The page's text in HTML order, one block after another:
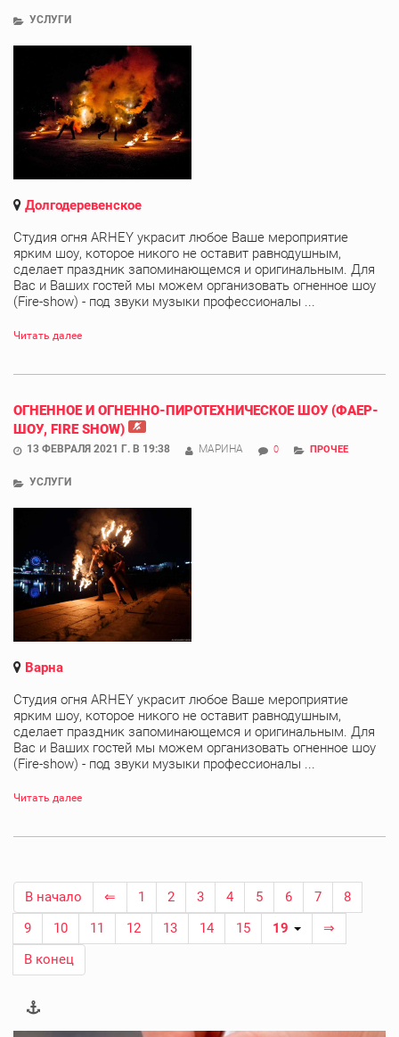
УСЛУГИ
Долгодеревенское
Студия огня ARHEY украсит любое Ваше мероприятие
ярким шоу, которое никого не оставит равнодушным,
сделает праздник запоминающемся и оригинальным. Для
Вас и Ваших гостей мы можем организовать огненное шоу
(Fire-show) - под звуки музыки профессионалы ...
Читать далее
ОГНЕННОЕ И ОГНЕННО-ПИРОТЕХНИЧЕСКОЕ ШОУ (ФАЕР-
ШОУ, FIRE SHOW)
13 ФЕВРАЛЯ 2021 Г. В 19:38 МАРИНА 0 ПРОЧЕЕ
УСЛУГИ
Варна
Студия огня ARHEY украсит любое Ваше мероприятие
ярким шоу, которое никого не оставит равнодушным,
сделает праздник запоминающемся и оригинальным. Для
Вас и Ваших гостей мы можем организовать огненное шоу
(Fire-show) - под звуки музыки профессионалы ...
Читать далее
В начало ⇐ 1 2 3 4 5 6 7
8
9
10 11 12 13 14 15 19
⇒
В конец